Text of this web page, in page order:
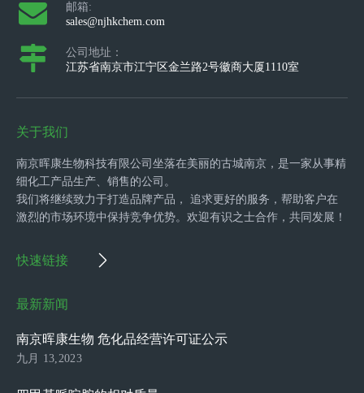
邮箱:
sales@njhkchem.com
公司地址：
江苏省南京市江宁区金兰路2号徽商大厦1110室
关于我们
南京晖康生物科技有限公司坐落在美丽的古城南京，是一家从事精
细化工产品生产、销售的公司。
我们将继续致力于打造品牌产品， 追求更好的服务，帮助客户在
激烈的市场环境中保持竞争优势。欢迎有识之士合作，共同发展！
快速链接
最新新闻
南京晖康生物 危化品经营许可证公示
九月 13,2023